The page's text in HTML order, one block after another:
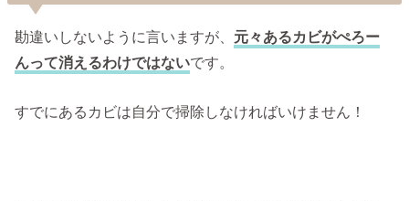
勘違いしないように言いますが、 元々あるカビがぺろー
んって消えるわけではないです。
すでにあるカビは自分で掃除しなければいけません！